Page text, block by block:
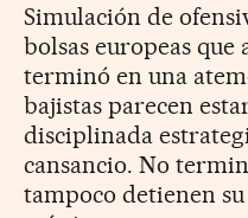
Simulación de
bolsas europeas que
terminó en una
bajistas parecen
disciplinada
cansancio. No
tampoco detienen